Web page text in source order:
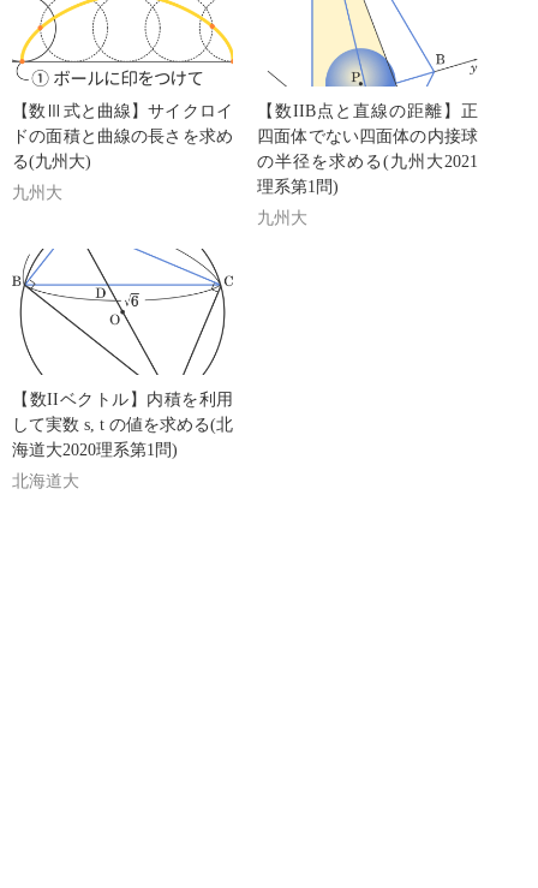
【数Ⅲ式と曲線】サイクロイ
ドの面積と曲線の長さを求め
る(九州大)
九州大
【数IIB点と直線の距離】正
四面体でない四面体の内接球
の半径を求める(九州大2021
理系第1問)
九州大
【数IIベクトル】内積を利用
して実数 s, t の値を求める(北
海道大2020理系第1問)
北海道大